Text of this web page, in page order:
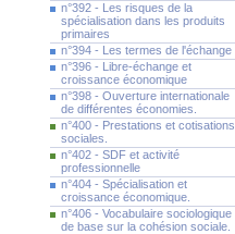
n°392 - Les risques de la
spécialisation dans les produits
primaires
n°394 - Les termes de l'échange
n°396 - Libre-échange et
croissance économique
n°398 - Ouverture internationale
de différentes économies.
n°400 - Prestations et cotisations
sociales.
n°402 - SDF et activité
professionnelle
n°404 - Spécialisation et
croissance économique.
n°406 - Vocabulaire sociologique
de base sur la cohésion sociale.